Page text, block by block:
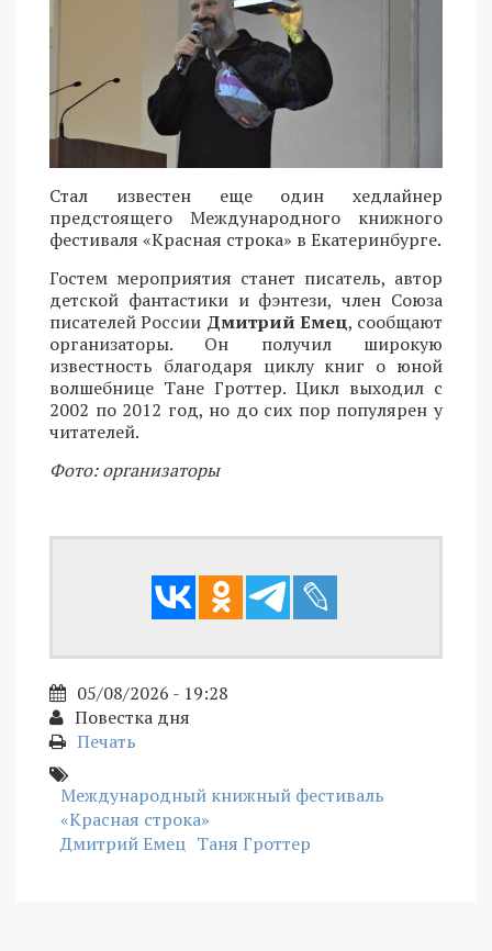
Стал известен еще один хедлайнер
предстоящего Международного книжного
фестиваля «Красная строка» в Екатеринбурге.
Гостем мероприятия станет писатель, автор
детской фантастики и фэнтези, член Союза
писателей России Дмитрий Емец, сообщают
организаторы. Он получил широкую
известность благодаря циклу книг о юной
волшебнице Тане Гроттер. Цикл выходил с
2002 по 2012 год, но до сих пор популярен у
читателей.
Фото: организаторы
05/08/2026 - 19:28
Повестка дня
Печать
Международный книжный фестиваль
«Красная строка»
Дмитрий Емец Таня Гроттер